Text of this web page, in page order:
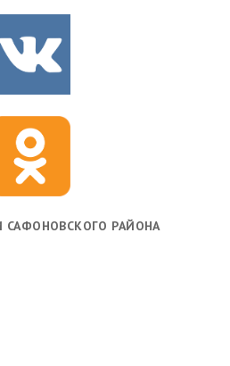
РАЙОНА